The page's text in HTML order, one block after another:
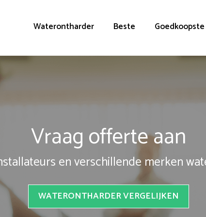
Waterontharder Beste Goedkoopste
Vraag offerte aan
en verschillende merken
WATERONTHARDER VERGELIJKEN